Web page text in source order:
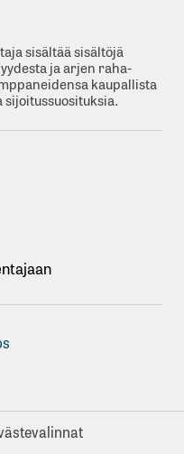
sisältää sisältöjä
ja arjen raha-
kaupallista
sijoitussuosituksia.